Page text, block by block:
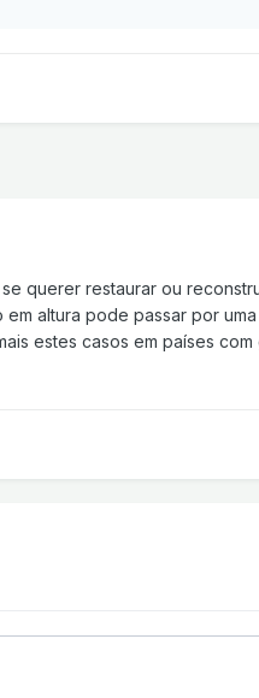
querer restaurar ou
altura pode passar por
estes casos em países com